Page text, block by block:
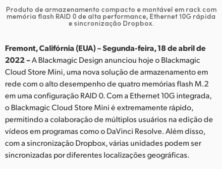
Hong Kong SAR, China
Japan
Korea
Mexico
Malaysia
Netherlands
Produto de armazenamento compacto e montável em rack com
memória flash RAID 0 de alta performance, Ethernet 10G rápida
e sincronização Dropbox.
Fremont, Califórnia (EUA) – Segunda-feira, 18 de abril de
2022 –A Blackmagic Design anunciou hoje o Blackmagic
Cloud Store Mini, uma nova solução de armazenamento em
rede com o alto desempenho de quatro memórias flash M.2
em uma configuração RAID 0. Com a Ethernet 10G integrada,
o Blackmagic Cloud Store Mini é extremamente rápido,
permitindo a colaboração de múltiplos usuários na edição de
vídeos em programas como o DaVinci Resolve. Além disso,
com a sincronização Dropbox, várias unidades podem ser
sincronizadas por diferentes localizações geográficas.